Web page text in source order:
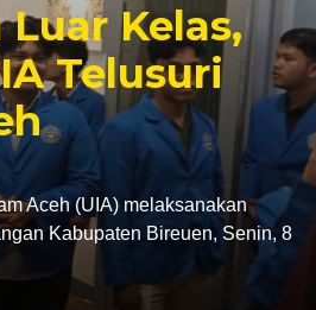
Kelas,
Telusuri
Aceh (UIA) melaksanakan
Kabupaten Bireuen, Senin, 8